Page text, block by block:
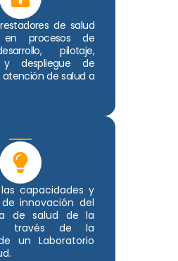
de salud
en procesos de
pilotaje,
y despliegue de
atención de salud a
capacidades y
innovación del
de salud de la
través de la
un Laboratorio